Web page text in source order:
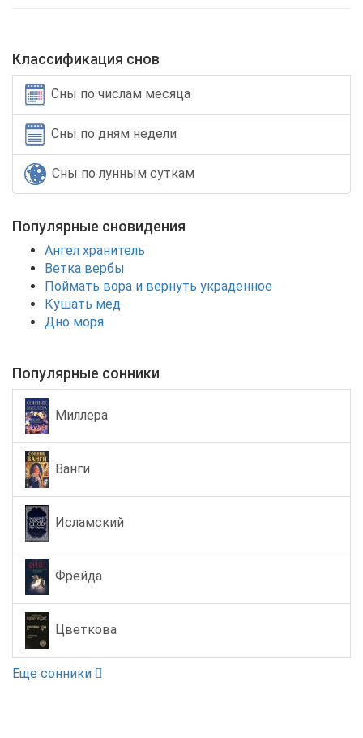
Классификация снов
Сны по числам месяца
Сны по дням недели
Сны по лунным суткам
Популярные сновидения
Ангел хранитель
Ветка вербы
Поймать вора и вернуть украденное
Кушать мед
Дно моря
Популярные сонники
Миллера
Ванги
Исламский
Фрейда
Цветкова
Еще сонники